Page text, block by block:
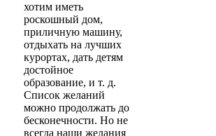
хотим иметь
роскошный дом,
приличную машину,
отдыхать на лучших
курортах, дать детям
достойное
образование, и т. д.
Список желаний
можно продолжать до
бесконечности. Но не
всегда наши желания